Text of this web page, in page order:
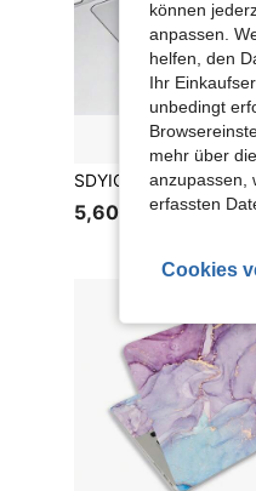
5,60€
können
anpassen.
helfen, den
Ihr
unbedingt
mehr über
anzupassen,
erfassten
Cookies